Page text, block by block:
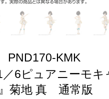
KMK
6ピュアニーモキ
菊地 真 通常版